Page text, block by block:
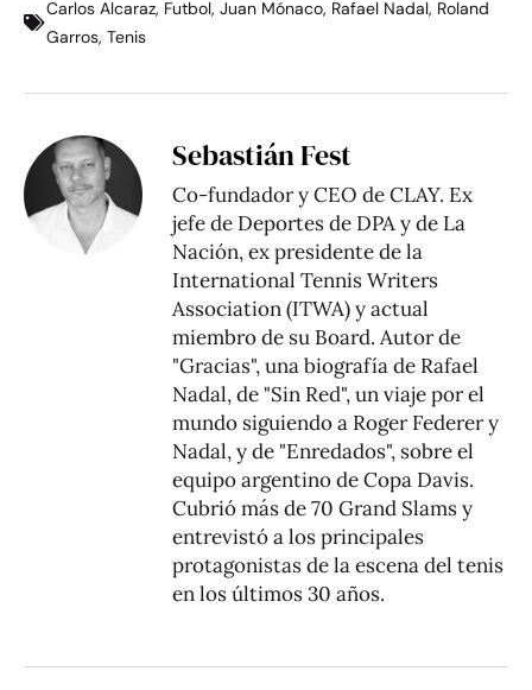
Carlos Alcaraz, Futbol, Juan Mónaco, Rafael Nadal, Roland
Garros, Tenis
Sebastián Fest
Co-fundador y CEO de CLAY. Ex
jefe de Deportes de DPA y de La
Nación, ex presidente de la
International Tennis Writers
Association (ITWA) y actual
miembro de su Board. Autor de
"Gracias", una biografía de Rafael
Nadal, de "Sin Red", un viaje por el
mundo siguiendo a Roger Federer y
Nadal, y de "Enredados", sobre el
equipo argentino de Copa Davis.
Cubrió más de 70 Grand Slams y
entrevistó a los principales
protagonistas de la escena del tenis
en los últimos 30 años.